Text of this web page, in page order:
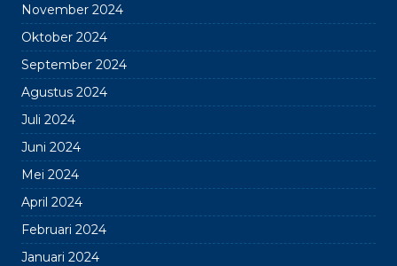
November 2024
Oktober 2024
September 2024
Agustus 2024
Juli 2024
Juni 2024
Mei 2024
April 2024
Februari 2024
Januari 2024